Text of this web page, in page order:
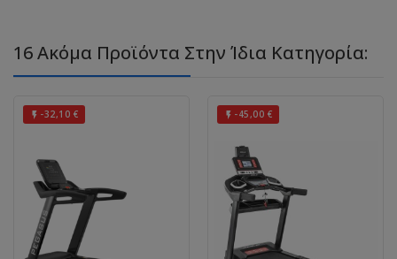
16 Ακόμα Προϊόντα Στην Ίδια Κατηγορία:
 -32,10 €  -45,00 €